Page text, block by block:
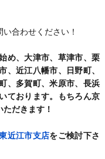
合わせください！
め、大津市、草津市、栗
、近江八幡市、日野町、
、多賀町、米原市、長浜
ております。もちろん京
だきます！
近江市支店をご検討下さ